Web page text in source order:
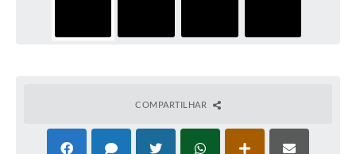
COMPARTILHAR